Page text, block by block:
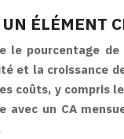
ÉLÉMENT
le pourcentage
et la croissance
coûts, y compris
avec un CA